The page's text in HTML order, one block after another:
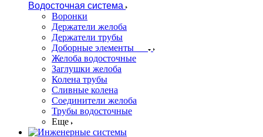
Водосточная система
Воронки
Держатели желоба
Держатели трубы
Доборные элементы
Желоба водосточные
Заглушки желоба
Колена трубы
Сливные колена
Соединители желоба
Трубы водосточные
Еще